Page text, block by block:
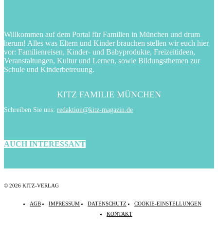
Willkommen auf dem Portal für Familien in München und drum
herum! Alles was Eltern und Kinder brauchen stellen wir euch hier
vor: Familienreisen, Kinder- und Babyprodukte, Freizeitideen,
Veranstaltungen, Kultur und Lernen, sowie Bildungsthemen zur
Schule und Kinderbetreuung.
KITZ FAMILIE MÜNCHEN
Schreiben Sie uns: redaktion@kitz-magazin.de
AUCH INTERESSANT
© 2026 KITZ-VERLAG
AGB IMPRESSUM DATENSCHUTZ
COOKIE-EINSTELLUNGEN
KONTAKT